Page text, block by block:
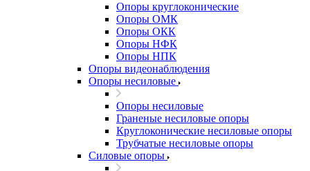
Опоры круглоконические
Опоры ОМК
Опоры ОКК
Опоры НФК
Опоры НПК
Опоры видеонаблюдения
Опоры несиловые
Опоры несиловые
Граненые несиловые опоры
Круглоконические несиловые опоры
Трубчатые несиловые опоры
Силовые опоры